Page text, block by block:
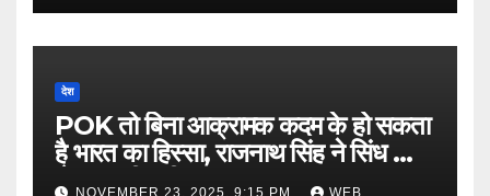
देश
POK तो बिना आक्रामक कदम के हो सकता
है भारत का हिस्सा, राजनाथ सिंह ने सिंध को
लेकर कही बड़ी बात…
NOVEMBER 23, 2025, 9:15 PM WEB